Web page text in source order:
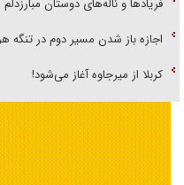
اجازه باز شدن مسیر دوم در تنگه
کربلا از میرجاوه آغاز می‌شود!